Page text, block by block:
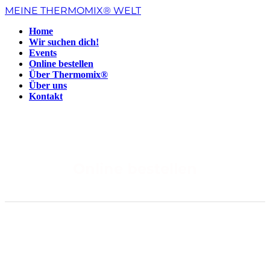
MEINE THERMOMIX® WELT
Home
Wir suchen dich!
Events
Online bestellen
Über Thermomix®
Über uns
Kontakt